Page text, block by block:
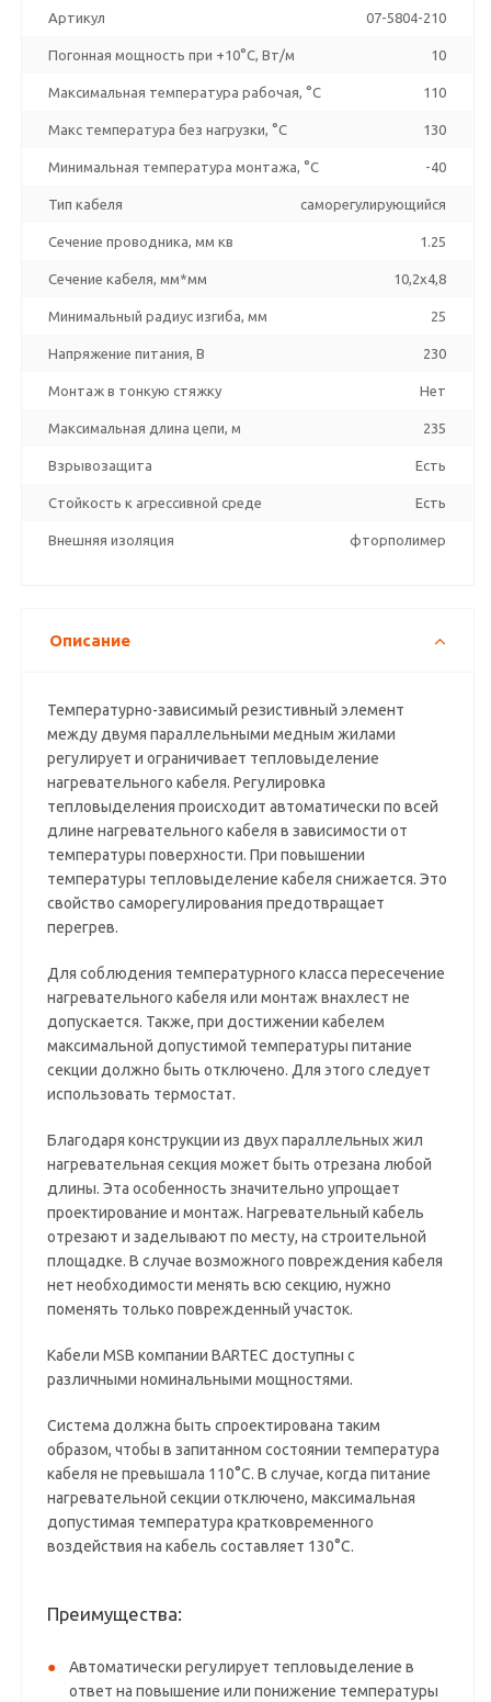
Артикул 07-5804-210
Погонная мощность при +10°С, Вт/м 10
Максимальная температура рабочая, °C 110
Макс температура без нагрузки, °C 130
Минимальная температура монтажа, °C -40
Тип кабеля саморегулирующийся
Сечение проводника, мм кв 1.25
Сечение кабеля, мм*мм 10,2x4,8
Минимальный радиус изгиба, мм 25
Напряжение питания, В 230
Монтаж в тонкую стяжку Нет
Максимальная длина цепи, м 235
Взрывозащита Есть
Стойкость к агрессивной среде Есть
Внешняя изоляция фторполимер
Описание
Температурно-зависимый резистивный элемент
между двумя параллельными медным жилами
регулирует и ограничивает тепловыделение
нагревательного кабеля. Регулировка
тепловыделения происходит автоматически по всей
длине нагревательного кабеля в зависимости от
температуры поверхности. При повышении
температуры тепловыделение кабеля снижается. Это
свойство саморегулирования предотвращает
перегрев.
Для соблюдения температурного класса пересечение
нагревательного кабеля или монтаж внахлест не
допускается. Также, при достижении кабелем
максимальной допустимой температуры питание
секции должно быть отключено. Для этого следует
использовать термостат.
Благодаря конструкции из двух параллельных жил
нагревательная секция может быть отрезана любой
длины. Эта особенность значительно упрощает
проектирование и монтаж. Нагревательный кабель
отрезают и заделывают по месту, на строительной
площадке. В случае возможного повреждения кабеля
нет необходимости менять всю секцию, нужно
поменять только поврежденный участок.
Кабели MSB компании BARTEC доступны с
различными номинальными мощностями.
Система должна быть спроектирована таким
образом, чтобы в запитанном состоянии температура
кабеля не превышала 110°C. В случае, когда питание
нагревательной секции отключено, максимальная
допустимая температура кратковременного
воздействия на кабель составляет 130°C.
Преимущества:
Автоматически регулирует тепловыделение в
ответ на повышение или понижение температуры